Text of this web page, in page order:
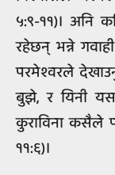
५:९-११)। अनि
रहेछन् भन्ने
परमेश्वरले
बुझे, र यिनी
कुराविना कसैले
११:६)।